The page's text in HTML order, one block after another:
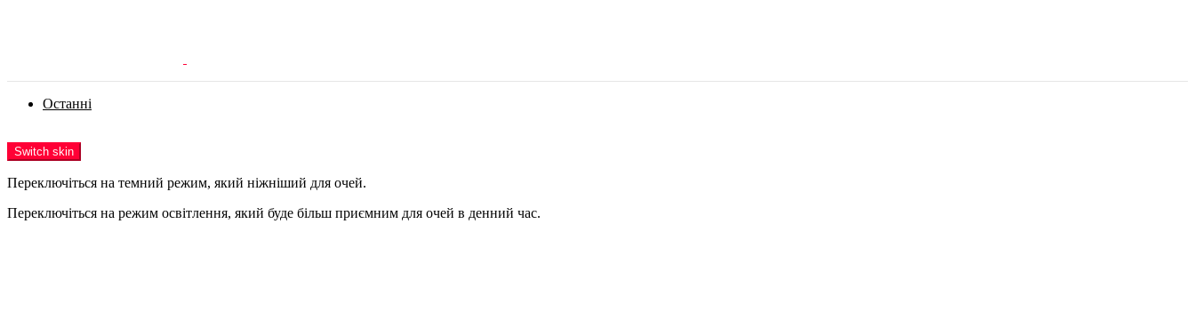
Останні
Switch skin
Переключіться на темний режим, який ніжніший для очей.
Переключіться на режим освітлення, який буде більш приємним для очей в денний час.